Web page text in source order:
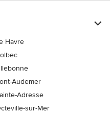
Havre
Audemer
Adresse
sur-Mer